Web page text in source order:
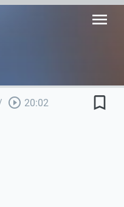
menu
play_circle_outline 20:02 bookmark_border